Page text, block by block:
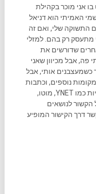
אני מוכר בקהילת
האמיתי הוא דניאל
התשוקה שלי, ואם זה
מתעסק רק בהם. למזלי
שדורשים את
פה, אבל מכיוון שאני
כשמעצבנים אותי, אבל
נוספים, וכתבות
שאני כתבתי פורסמו בעבר במגוון מדיות כמו YNET, מוטו,
הקשור לנושאים
דרך הקישור המופיע